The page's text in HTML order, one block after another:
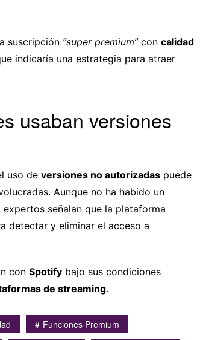
suscripción “super premium”con calidad
indicaría una estrategia para atraer
usaban versiones
uso de versiones no autorizadas puede
Aunque no ha habido un
expertos señalan que la plataforma
detectar y eliminar el acceso a
con Spotify bajo sus condiciones
de streaming.
Funciones Premium